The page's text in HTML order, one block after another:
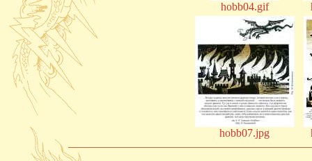
hobb04.gif
hobb07.jpg